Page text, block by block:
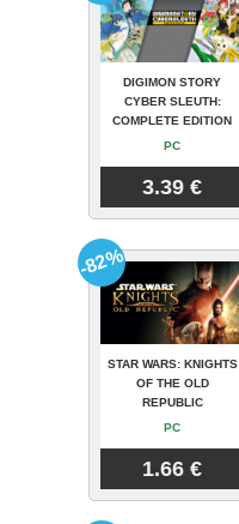
DIGIMON STORY
CYBER SLEUTH:
COMPLETE EDITION
PC
3.39 €
STAR WARS: KNIGHTS
OF THE OLD
REPUBLIC
PC
1.66 €
-82%